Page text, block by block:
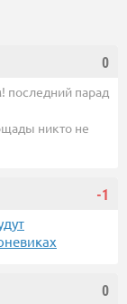
0
последний парад
никто не
-1
0